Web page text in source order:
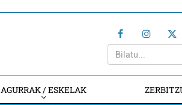
AGURRAK / ESKELAK